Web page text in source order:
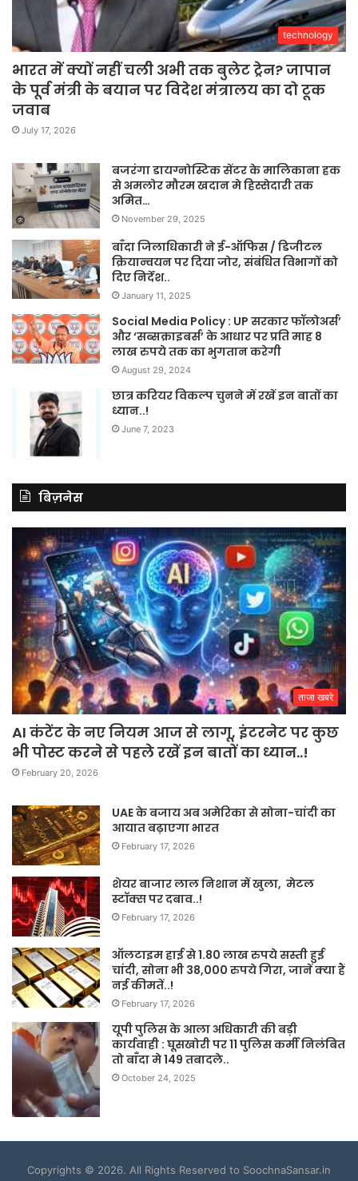
technology
भारत में क्यों नहीं चली अभी तक बुलेट ट्रेन? जापान
के पूर्व मंत्री के बयान पर विदेश मंत्रालय का दो टूक
जवाब
July 17, 2026
बजरंगा डायग्नोस्टिक सेंटर के मालिकाना हक
से अमलोर मौरम खदान मे हिस्सेदारी तक
अमित…
November 29, 2025
बाँदा जिलाधिकारी ने ई-ऑफिस / डिजीटल
क्रियान्वयन पर दिया जोर, संबंधित विभागों को
दिए निर्देश..
January 11, 2025
Social Media Policy : UP सरकार फॉलोअर्स’
और ‘सब्सक्राइबर्स’ के आधार पर प्रति माह 8
लाख रुपये तक का भुगतान करेगी
August 29, 2024
छात्र करियर विकल्प चुनने में रखें इन बातों का
ध्यान..!
June 7, 2023
बिज़नेस
ताजा खबरे
AI कंटेंट के नए नियम आज से लागू, इंटरनेट पर कुछ
भी पोस्ट करने से पहले रखें इन बातों का ध्यान..!
February 20, 2026
UAE के बजाय अब अमेरिका से सोना-चांदी का
आयात बढ़ाएगा भारत
February 17, 2026
शेयर बाजार लाल निशान में खुला, मेटल
स्टॉक्स पर दबाव..!
February 17, 2026
ऑलटाइम हाई से 1.80 लाख रुपये सस्ती हुई
चांदी, सोना भी 38,000 रुपये गिरा, जानें क्या हैं
नई कीमतें..!
February 17, 2026
यूपी पुलिस के आला अधिकारी की बड़ी
कार्यवाही : घूसखोरी पर 11 पुलिस कर्मी निलंबित
तो बाँदा मे 149 तबादले..
October 24, 2025
Copyrights © 2026. All Rights Reserved to SoochnaSansar.in